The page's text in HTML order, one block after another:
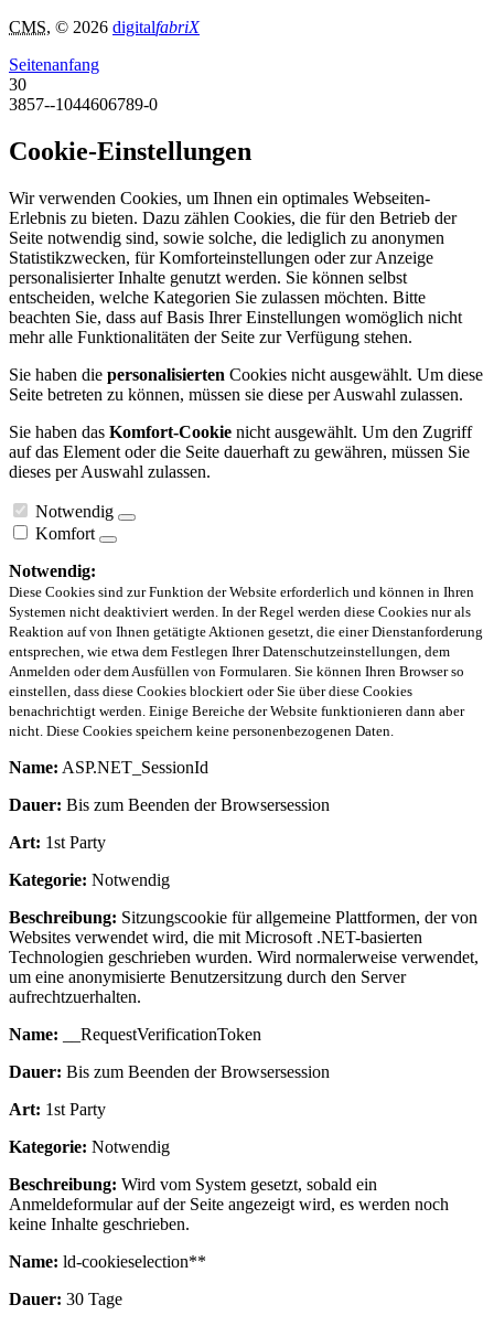
CMS, © 2026 digitalfabriX
Seitenanfang
30
3857--1044606789-0
Cookie-Einstellungen
Wir verwenden Cookies, um Ihnen ein optimales Webseiten-
Erlebnis zu bieten. Dazu zählen Cookies, die für den Betrieb der
Seite notwendig sind, sowie solche, die lediglich zu anonymen
Statistikzwecken, für Komforteinstellungen oder zur Anzeige
personalisierter Inhalte genutzt werden. Sie können selbst
entscheiden, welche Kategorien Sie zulassen möchten. Bitte
beachten Sie, dass auf Basis Ihrer Einstellungen womöglich nicht
mehr alle Funktionalitäten der Seite zur Verfügung stehen.
Sie haben die personalisierten Cookies nicht ausgewählt. Um diese
Seite betreten zu können, müssen sie diese per Auswahl zulassen.
Sie haben das Komfort-Cookie nicht ausgewählt. Um den Zugriff
auf das Element oder die Seite dauerhaft zu gewähren, müssen Sie
dieses per Auswahl zulassen.
Notwendig
Komfort
Notwendig:
Diese Cookies sind zur Funktion der Website erforderlich und können in Ihren
Systemen nicht deaktiviert werden. In der Regel werden diese Cookies nur als
Reaktion auf von Ihnen getätigte Aktionen gesetzt, die einer Dienstanforderung
entsprechen, wie etwa dem Festlegen Ihrer Datenschutzeinstellungen, dem
Anmelden oder dem Ausfüllen von Formularen. Sie können Ihren Browser so
einstellen, dass diese Cookies blockiert oder Sie über diese Cookies
benachrichtigt werden. Einige Bereiche der Website funktionieren dann aber
nicht. Diese Cookies speichern keine personenbezogenen Daten.
Name: ASP.NET_SessionId
Dauer: Bis zum Beenden der Browsersession
Art: 1st Party
Kategorie: Notwendig
Beschreibung: Sitzungscookie für allgemeine Plattformen, der von
Websites verwendet wird, die mit Microsoft .NET-basierten
Technologien geschrieben wurden. Wird normalerweise verwendet,
um eine anonymisierte Benutzersitzung durch den Server
aufrechtzuerhalten.
Name: __RequestVerificationToken
Dauer: Bis zum Beenden der Browsersession
Art: 1st Party
Kategorie: Notwendig
Beschreibung: Wird vom System gesetzt, sobald ein
Anmeldeformular auf der Seite angezeigt wird, es werden noch
keine Inhalte geschrieben.
Name: ld-cookieselection**
Dauer: 30 Tage